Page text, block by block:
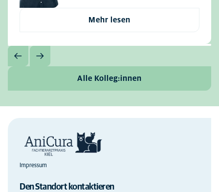
Mehr lesen
Alle Kolleg:innen
Impressum
Den Standort kontaktieren